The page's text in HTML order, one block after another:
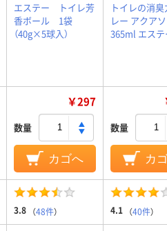
エステー トイレ芳
香ボール 1袋
（40g×5球入）
トイレの消
レー アクア
365ml エステ
￥297
数量
カゴへ
数量
カ
3.8 （48件） 4.1 （40件）